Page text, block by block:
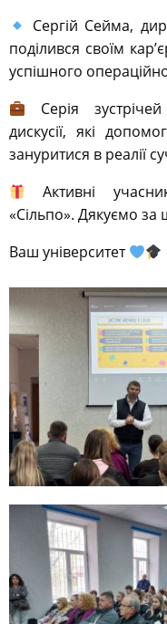
Сергій Сейма,
поділився своїм
успішного
Серія
дискусії, які
зануритися в реалії
Активні
«Сільпо». Дякуємо
Ваш університет